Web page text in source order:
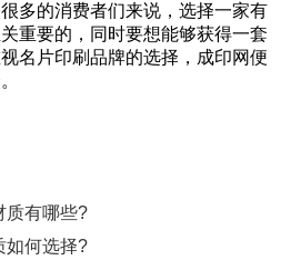
多的消费者们来说，选择一家有
重要的，同时要想能够获得一套
视名片印刷品牌的选择，成印网便
质有哪些?
如何选择?